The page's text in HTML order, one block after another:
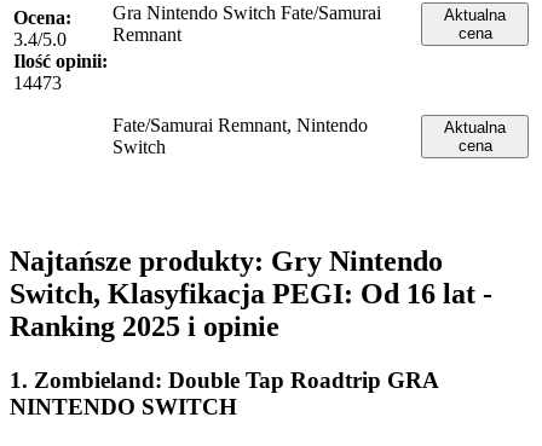
Ocena:
3.4/5.0
Ilość opinii:
14473
Gra Nintendo Switch Fate/Samurai
Remnant
Aktualna
cena
Fate/Samurai Remnant, Nintendo
Switch
Aktualna
cena
Najtańsze produkty: Gry Nintendo
Switch, Klasyfikacja PEGI: Od 16 lat -
Ranking 2025 i opinie
1. Zombieland: Double Tap Roadtrip GRA
NINTENDO SWITCH